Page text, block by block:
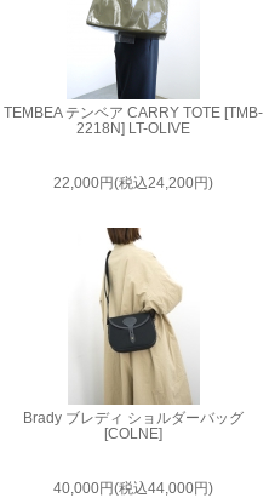
TEMBEA テンベア CARRY TOTE [TMB-
2218N] LT-OLIVE
22,000円(税込24,200円)
Brady ブレディ ショルダーバッグ
[COLNE]
40,000円(税込44,000円)